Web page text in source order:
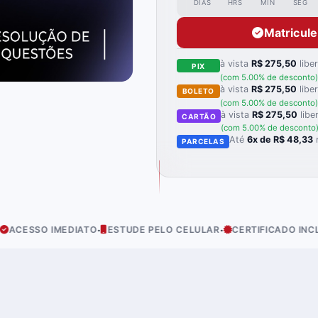
DIAS HRS MIN SEG
PIX à vista R$ 275,50
(com 5.00% de desconto)
BOLETO à vista R$ 275,50
(com 5.00% de desconto)
CARTÃO à vistaR$ 275,50
(com 5.00% de
PARCELAS Até6x de R$ 48,33
· ESTUDE PELO CELULAR· CERTIFICADO INCLUÍDO·